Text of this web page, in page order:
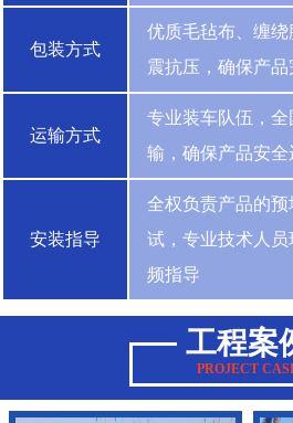
包装方式
优质毛毡布、缠
震抗压，确保产品
运输方式
专业装车队伍，
输，确保产品安全
安装指导
全权负责产品的
试，专业技术人
频指导
工程案
PROJECT